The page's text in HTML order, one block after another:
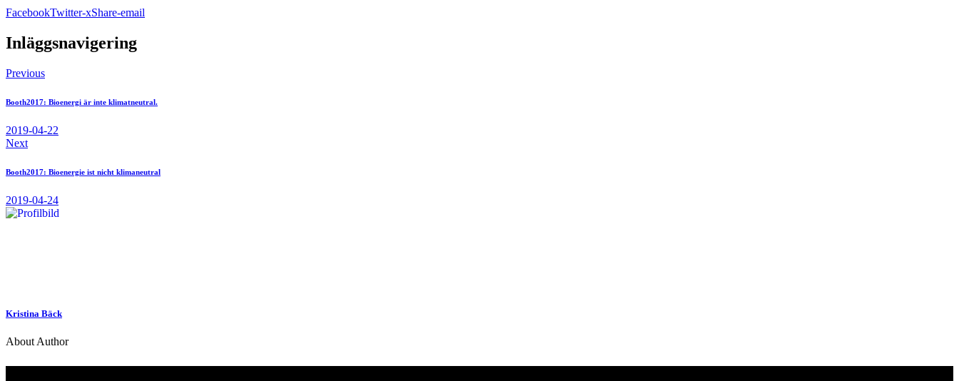
FacebookTwitter-xShare-email
Inläggsnavigering
Previous
Booth2017: Bioenergi är inte klimatneutral.
2019-04-22
Next
Booth2017: Bioenergie ist nicht klimaneutral
2019-04-24
Kristina Bäck
About Author